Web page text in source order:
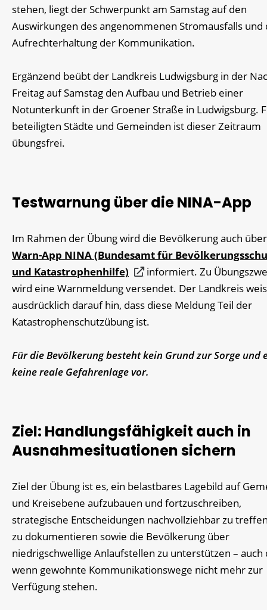
stehen, liegt der Schwerpunkt am Samstag auf den
Auswirkungen des angenommenen Stromausfalls und
Aufrechterhaltung der Kommunikation.
Ergänzend beübt der Landkreis Ludwigsburg in der
Freitag auf Samstag den Aufbau und Betrieb einer
Notunterkunft in der Groener Straße in Ludwigsburg.
beteiligten Städte und Gemeinden ist dieser Zeitraum
übungsfrei.
Testwarnung über die NINA-App
Im Rahmen der Übung wird die Bevölkerung auch
Warn-App NINA (Bundesamt für
und Katastrophenhilfe)
informiert. Zu
wird eine Warnmeldung versendet. Der Landkreis
ausdrücklich darauf hin, dass diese Meldung Teil der
Katastrophenschutzübung ist.
Für die Bevölkerung besteht kein Grund zur Sorge und
keine reale Gefahrenlage vor.
Ziel: Handlungsfähigkeit auch in
Ausnahmesituationen sichern
Ziel der Übung ist es, ein belastbares Lagebild auf
und Kreisebene aufzubauen und fortzuschreiben,
strategische Entscheidungen nachvollziehbar zu
zu dokumentieren sowie die Bevölkerung über
niedrigschwellige Anlaufstellen zu unterstützen – auch
wenn gewohnte Kommunikationswege nicht mehr zur
Verfügung stehen.